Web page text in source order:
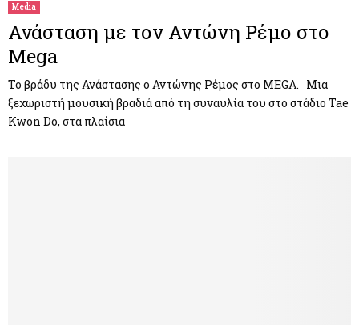
Media
Ανάσταση με τον Αντώνη Ρέμο στο
Mega
Το βράδυ της Ανάστασης ο Αντώνης Ρέμος στο MEGA. Μια
ξεχωριστή μουσική βραδιά από τη συναυλία του στο στάδιο Tae
Kwon Do, στα πλαίσια